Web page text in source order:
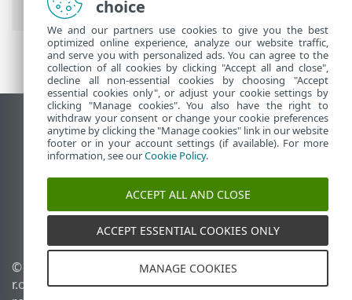
Más> Plantillas de grupos dinámicos
Ver sitio del escritorio
End of Life
Base de conocimiento de ESET
Foro de ESET
ESET Status Portal
Soporte regional
© 1992 - 2026 ESET, spol. s
r.o. - Todos los derechos
Administrar perfiles
Política de cookies
choice
We and our partners use cookies to give you the best
optimized online experience, analyze our website traffic,
and serve you with personalized ads. You can agree to the
collection of all cookies by clicking "Accept all and close",
decline all non-essential cookies by choosing "Accept
essential cookies only", or adjust your cookie settings by
clicking "Manage cookies". You also have the right to
withdraw your consent or change your cookie preferences
anytime by clicking the "Manage cookies" link in our website
footer or in your account settings (if available). For more
information, see ourCookie Policy.
ACCEPT ALL AND CLOSE
ACCEPT ESSENTIAL COOKIES ONLY
MANAGE COOKIES